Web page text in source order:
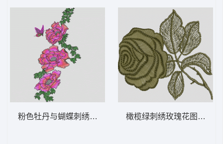
粉色牡丹与蝴蝶刺绣图案 靓花 橄榄绿刺绣玫瑰花图案 靓花